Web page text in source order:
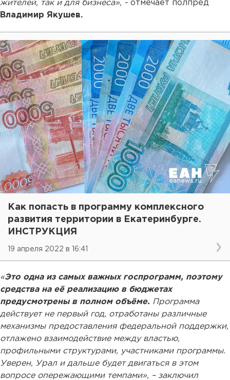
жителей, так и для бизнеса», - отмечает полпред
Владимир Якушев.
Как попасть в программу комплексного
развития территории в Екатеринбурге.
ИНСТРУКЦИЯ
19 апреля 2022 в 16:41
«Это одна из самых важных госпрограмм, поэтому
средства на её реализацию в бюджетах
предусмотрены в полном объёме. Программа
действует не первый год, отработаны различные
механизмы предоставления федеральной поддержки,
отлажено взаимодействие между властью,
профильными структурами, участниками программы.
Уверен, Урал и дальше будет двигаться в этом
вопросе опережающими темпами», – заключил